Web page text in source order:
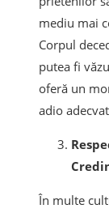
mediu mai
Corpul
putea fi
oferă un
adio
În multe